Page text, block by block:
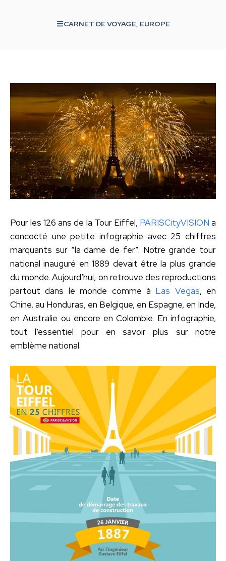
CARNET DE VOYAGE, EUROPE
Pour les 126 ans de la Tour Eiffel, PARISCityVISION a
concocté une petite infographie avec 25 chiffres
marquants sur “la dame de fer”. Notre grande tour
national inauguré en 1889 devait être la plus grande
du monde. Aujourd’hui, on retrouve des reproductions
partout dans le monde comme à Las Vegas, en
Chine, au Honduras, en Belgique, en Espagne, en Inde,
en Australie ou encore en Colombie. En infographie,
tout l’essentiel pour en savoir plus sur notre
emblème national.